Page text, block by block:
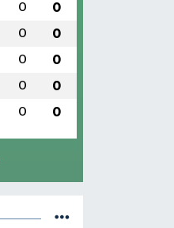
0 0
0 0
0 0
0 0
0 0